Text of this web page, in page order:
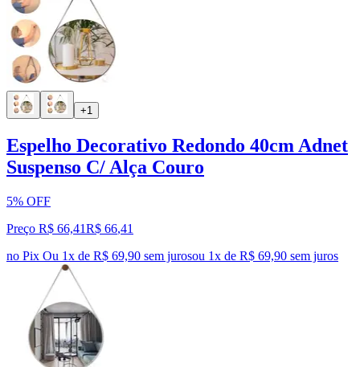
+1
Espelho Decorativo Redondo 40cm Adnet
Suspenso C/ Alça Couro
5% OFF
Preço R$ 66,41R$ 66,41
no Pix Ou 1x de R$ 69,90 sem jurosou 1x de R$ 69,90 sem juros